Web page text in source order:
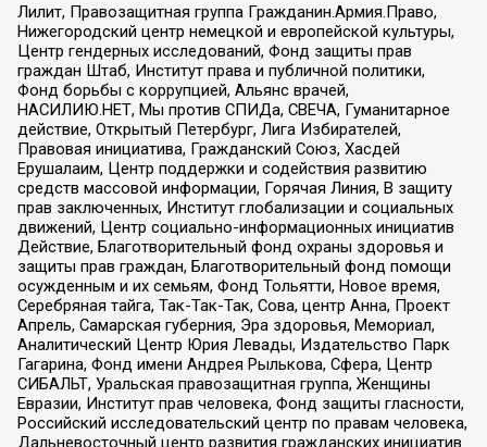
Лилит, Правозащитная группа Гражданин.Армия.Право,
Нижегородский центр немецкой и европейской культуры,
Центр гендерных исследований, Фонд защиты прав
граждан Штаб, Институт права и публичной политики,
Фонд борьбы с коррупцией, Альянс врачей,
НАСИЛИЮ.НЕТ, Мы против СПИДа, СВЕЧА, Гуманитарное
действие, Открытый Петербург, Лига Избирателей,
Правовая инициатива, Гражданский Союз, Хасдей
Ерушалаим, Центр поддержки и содействия развитию
средств массовой информации, Горячая Линия, В защиту
прав заключенных, Институт глобализации и социальных
движений, Центр социально-информационных инициатив
Действие, Благотворительный фонд охраны здоровья и
защиты прав граждан, Благотворительный фонд помощи
осужденным и их семьям, Фонд Тольятти, Новое время,
Серебряная тайга, Так-Так-Так, Сова, центр Анна, Проект
Апрель, Самарская губерния, Эра здоровья, Мемориал,
Аналитический Центр Юрия Левады, Издательство Парк
Гагарина, Фонд имени Андрея Рылькова, Сфера, Центр
СИБАЛЬТ, Уральская правозащитная группа, Женщины
Евразии, Институт прав человека, Фонд защиты гласности,
Российский исследовательский центр по правам человека,
Дальневосточный центр развития гражданских инициатив